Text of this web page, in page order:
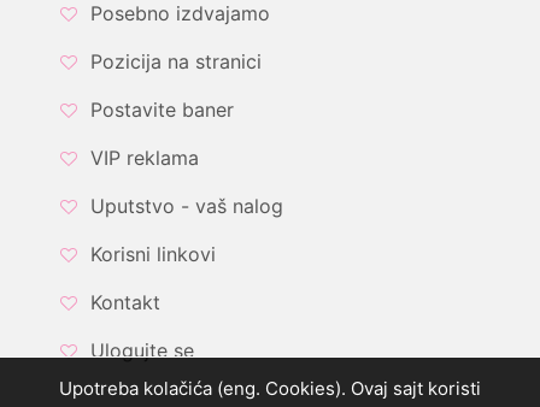
Posebno izdvajamo
Pozicija na stranici
Postavite baner
VIP reklama
Uputstvo - vaš nalog
Korisni linkovi
Kontakt
Ulogujte se
Upotreba kolačića (eng. Cookies). Ovaj sajt koristi